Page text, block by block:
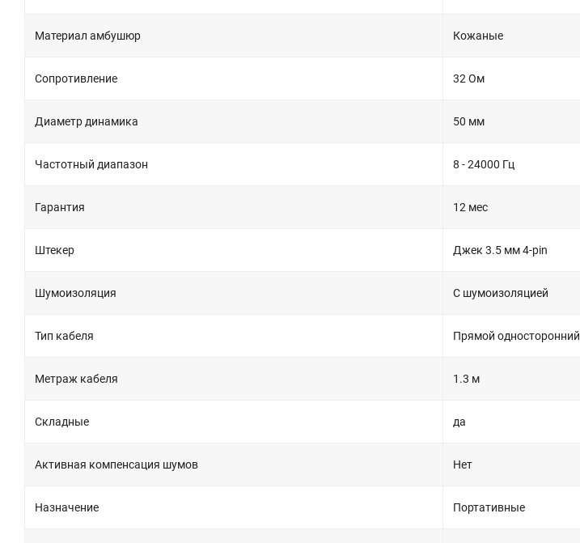
Материал амбушюр Кожаные
Сопротивление 32 Ом
Диаметр динамика 50 мм
Частотный диапазон 8 - 24000 Гц
Гарантия 12 мес
Штекер Джек 3.5 мм 4-pin
Шумоизоляция С шумоизоляцией
Тип кабеля Прямой односторонний
Метраж кабеля 1.3 м
Складные да
Активная компенсация шумов Нет
Назначение Портативные